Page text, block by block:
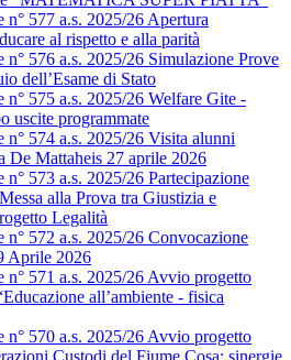
n° 577 a.s. 2025/26 Apertura
al rispetto e alla parità
n° 576 a.s. 2025/26 Simulazione Prove
dell’Esame di Stato
n° 575 a.s. 2025/26 Welfare Gite -
uscite programmate
n° 574 a.s. 2025/26 Visita alunni
De Mattaheis 27 aprile 2026
n° 573 a.s. 2025/26 Partecipazione
alla Prova tra Giustizia e
Legalità
n° 572 a.s. 2025/26 Convocazione
Aprile 2026
n° 571 a.s. 2025/26 Avvio progetto
all’ambiente - fisica
n° 570 a.s. 2025/26 Avvio progetto